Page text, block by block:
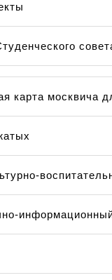
карта москвича